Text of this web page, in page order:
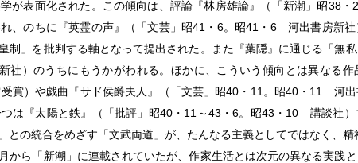
が表面化された。この傾向は、評論『林房雄論』（「新潮」昭38
、のちに『英霊の声』（「文芸」昭41・6。昭41・6 河出書房新
制」を批判する軸となって提出された。また『葉隠』に通じる「無
）のうちにもうかがわれる。ほかに、こういう傾向とは異なる作
賞）や戯曲『サド侯爵夫人』（「文芸」昭40・11。昭40・11 河出
は『太陽と鉄』（「批評」昭40・11～43・6。昭43・10 講談社
の統合をめざす「文武両道」が、たんなる主義としてではなく、精
から「新潮」に連載されていたが、作家生活とは次元の異なる実践